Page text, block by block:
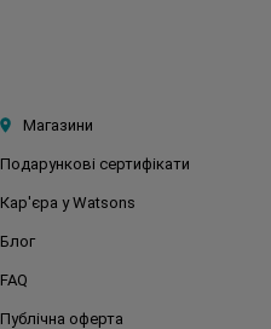
Магазини
Подарункові сертифікати
Кар'єра у Watsons
Блог
FAQ
Публічна оферта